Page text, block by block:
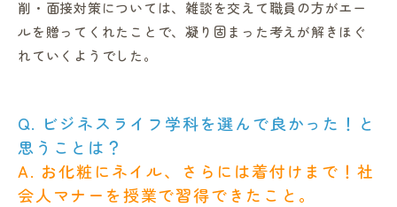
削・面接対策については、雑談を交えて職員の方がエー
ルを贈ってくれたことで、凝り固まった考えが解きほぐ
れていくようでした。
Q. ビジネスライフ学科を選んで良かった！と
思うことは？
A. お化粧にネイル、さらには着付けまで！社
会人マナーを授業で習得できたこと 。